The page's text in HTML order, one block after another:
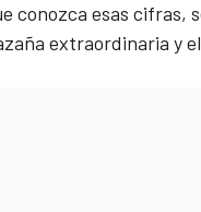
conozca esas cifras,
extraordinaria y